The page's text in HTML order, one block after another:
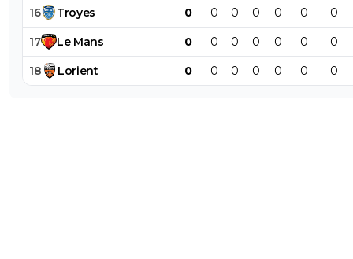
16 Troyes 0 0 0 0 0 0 0
17 Le Mans 0 0 0 0 0 0 0
18 Lorient 0 0 0 0 0 0 0